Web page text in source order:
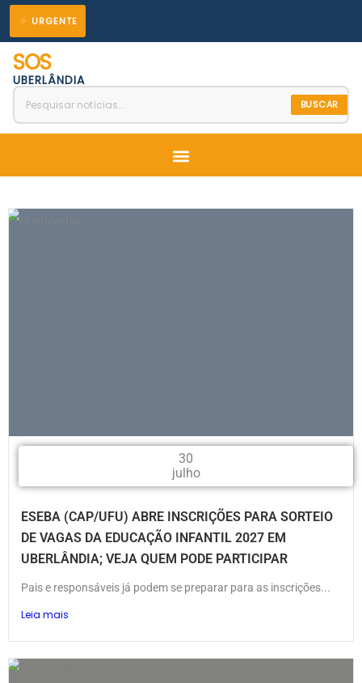
para
conteúdo
URGENTE
SOS
UBERLÂNDIA
BUSCAR
Menu
30
julho
ESEBA (CAP/UFU) ABRE INSCRIÇÕES PARA SORTEIO
DE VAGAS DA EDUCAÇÃO INFANTIL 2027 EM
UBERLÂNDIA; VEJA QUEM PODE PARTICIPAR
Pais e responsáveis já podem se preparar para as inscrições...
Leia mais